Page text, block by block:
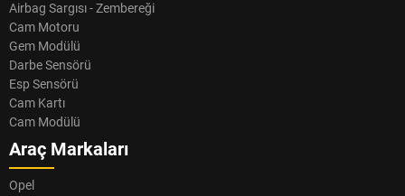
Airbag Sargısı - Zembereği
Cam Motoru
Gem Modülü
Darbe Sensörü
Esp Sensörü
Cam Kartı
Cam Modülü
Araç Markaları
Opel